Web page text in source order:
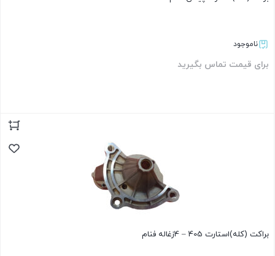
ناموجود
برای قیمت تماس بگیرید
براکت (کله)استارت 405 – 4زغاله فنام